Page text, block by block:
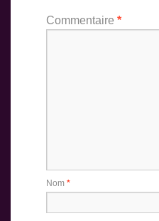
Commentaire *
Nom *